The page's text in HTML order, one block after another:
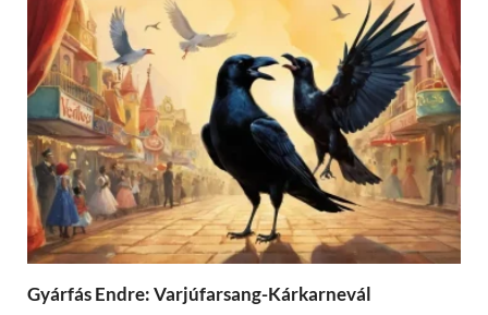
Gyárfás Endre: Varjúfarsang-Kárkarnevál